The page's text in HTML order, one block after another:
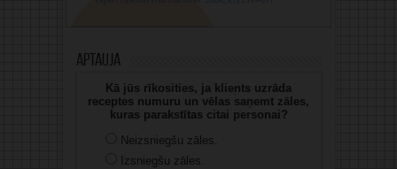
Aptauja
Kā jūs rīkosities, ja klients uzrāda
receptes numuru un vēlas saņemt zāles,
kuras parakstītas citai personai?
Neizsniegšu zāles.
Izsniegšu zāles.